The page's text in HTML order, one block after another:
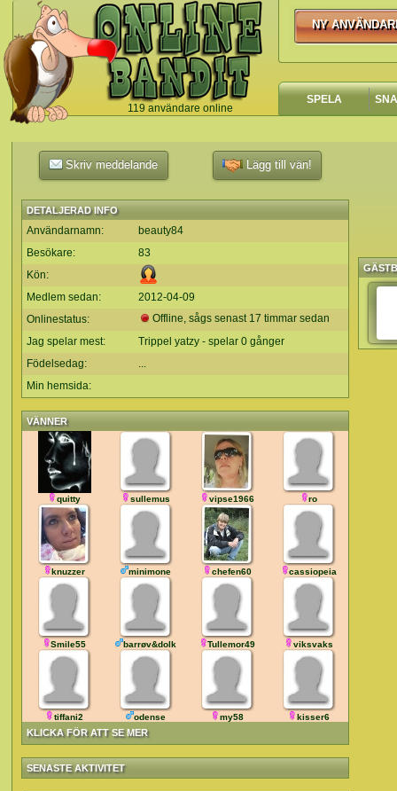
119 användare online
`
NY
NY
SPELA
Skriv meddelande Lägg till vän!
DETALJERAD INFO
Användarnamn:
beauty84
Besökare:
83
Kön:
Medlem sedan:
2012-04-09
Onlinestatus:
Offline, sågs senast 17 timmar sedan
Jag spelar mest:
Trippel yatzy - spelar 0 gånger
Födelsedag:
...
Min hemsida:
VÄNNER
KLICKA FÖR ATT SE MER
quitty sullemus vipse1966 ro
knuzzer minimone chefen60 cassiopeia
Smile55 barrøv&dolk Tullemor49 viksvaks
tiffani2 odense my58 kisser6
SENASTE AKTIVITET